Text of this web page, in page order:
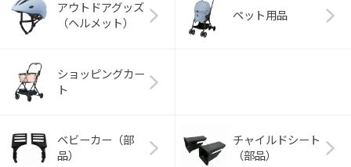
アウトドアグッズ
（ヘルメット）
ペット用品
ショッピングカー
ト
ベビーカー（部
品）
チャイルドシート
（部品）